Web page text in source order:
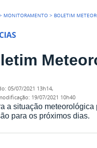
MONITORAMENTO > BOLETIM
:05/07/2021 13h14,
: 19/07/2021 10h40
a situação meteorológica
para os próximos dias.